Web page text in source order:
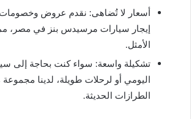
أسعار لا تُضاهى: نقدم عروض وخصومات
إيجار سيارات مرسيدس بنز في مصر، مما
الأمثل.
تشكيلة واسعة: سواء كنت بحاجة إلى
اليومي أو لرحلات طويلة، لدينا
الطرازات الحديثة.